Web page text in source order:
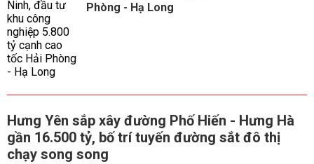
Phòng - Hạ Long
Hưng Yên sắp xây đường Phố Hiến - Hưng Hà
gần 16.500 tỷ, bố trí tuyến đường sắt đô thị
chạy song song